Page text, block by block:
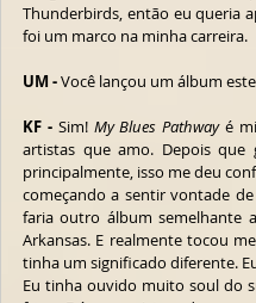
Thunderbirds, então eu queria
foi um marco na minha carreira.
UM - Você lançou um álbum
KF - Sim! My Blues Pathway é
artistas que amo. Depois que
principalmente, isso me deu
começando a sentir vontade
faria outro álbum semelhante
Arkansas. E realmente tocou
tinha um significado diferente.
Eu tinha ouvido muito soul do